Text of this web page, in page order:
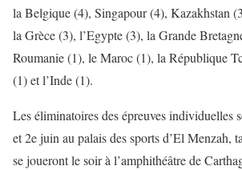
la Belgique (4), Singapour (4), Kazakhstan
la Grèce (3), l’Egypte (3), la Grande
Roumanie (1), le Maroc (1), la République
(1) et l’Inde (1).
Les éliminatoires des épreuves individuelles
et 2e juin au palais des sports d’El Menzah,
se joueront le soir à l’amphithéâtre de